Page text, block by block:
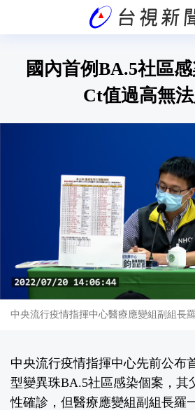
國內首例BA.5社區
Ct值過高無
中央流行疫情指揮中心醫療應變組副組長
中央流行疫情指揮中心先前公布
型變異珠BA.5社區感染個案，其
性確診，但醫療應變組副組長羅